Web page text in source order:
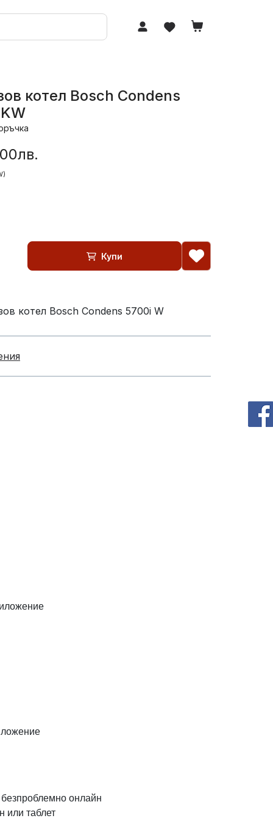
котел Bosch Condens
Купи
котел Bosch Condens 5700i W
онлайн
или таблет